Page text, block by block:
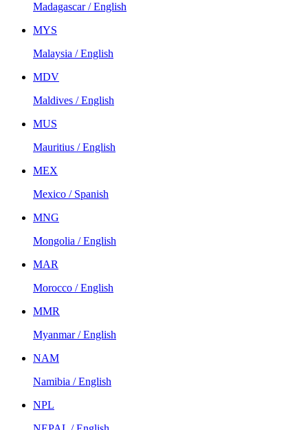
Madagascar / English
MYS
Malaysia / English
MDV
Maldives / English
MUS
Mauritius / English
MEX
Mexico / Spanish
MNG
Mongolia / English
MAR
Morocco / English
MMR
Myanmar / English
NAM
Namibia / English
NPL